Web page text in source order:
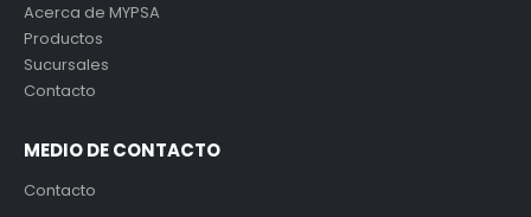
Acerca de MYPSA
Productos
Sucursales
Contacto
MEDIO DE CONTACTO
Contacto